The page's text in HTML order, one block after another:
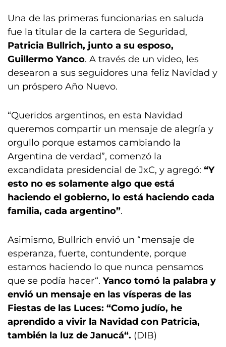
Una de las primeras funcionarias en saluda
fue la titular de la cartera de Seguridad,
Patricia Bullrich, junto a su esposo,
Guillermo Yanco. A través de un video, les
desearon a sus seguidores una feliz Navidad y
un próspero Año Nuevo.
“Queridos argentinos, en esta Navidad
queremos compartir un mensaje de alegría y
orgullo porque estamos cambiando la
Argentina de verdad”, comenzó la
excandidata presidencial de JxC, y agregó: “Y
esto no es solamente algo que está
haciendo el gobierno, lo está haciendo cada
familia, cada argentino”.
Asimismo, Bullrich envió un “mensaje de
esperanza, fuerte, contundente, porque
estamos haciendo lo que nunca pensamos
que se podía hacer“. Yanco tomó la palabra y
envió un mensaje en las vísperas de las
Fiestas de las Luces: “Como judío, he
aprendido a vivir la Navidad con Patricia,
también la luz de Janucá“. (DIB)